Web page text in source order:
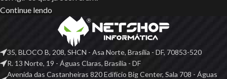
Continue lendo
35, BLOCO B, 208, SHCN - Asa Norte, Brasília - DF, 70853-520
R. 13 Norte, 19 - Águas Claras, Brasília - DF
Avenida das Castanheiras 820 Edifício Big Center, Sala 708 - Águas